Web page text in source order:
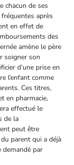
chacun de ses
après
en effet de
des
amène le père
soigner son
d’une prise en
l’enfant comme
Ces titres,
en pharmacie,
effectué le
de la
peut être
parent qui a déjà
par